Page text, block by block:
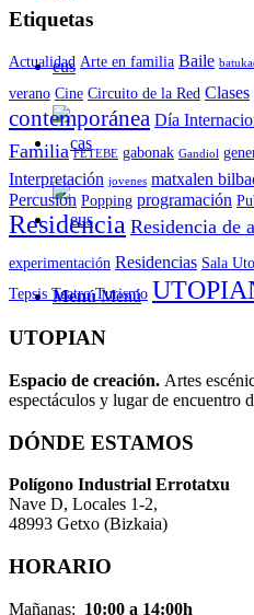
eus
Menú Menú
Etiquetas
Actualidad Arte en familia Baile
verano Cine Circuito de la Red Clases
contemporánea Día
Familia FETEBE gabonak Gandiol
Interpretación jovenes matxalen
Percusión Popping programación
Residencia Residencia de
experimentación Residencias Sala
Tepsis Teatro Turismo
UTOPIAN
Espacio de creación. Artes
espectáculos y lugar de encuentro
DÓNDE ESTAMOS
Polígono Industrial Errotatxu
Nave D, Locales 1-2,
48993 Getxo (Bizkaia)
HORARIO
Mañanas: 10:00 a 14:00h